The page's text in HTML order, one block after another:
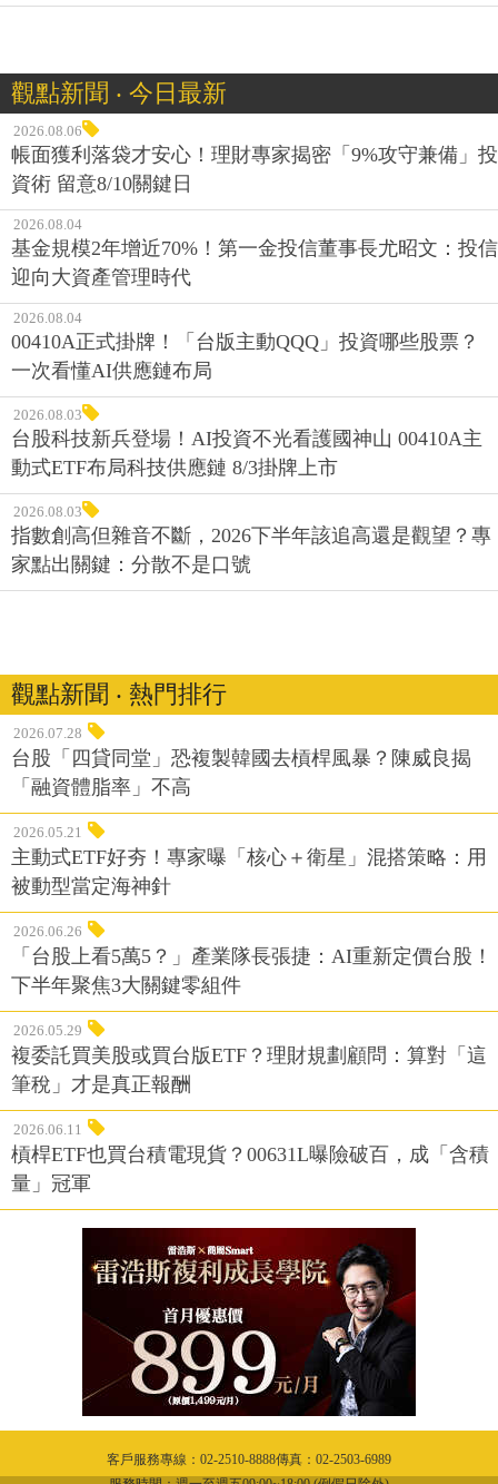
觀點新聞 ‧ 今日最新
2026.08.06
帳面獲利落袋才安心！理財專家揭密「9%攻守兼備」投
資術 留意8/10關鍵日
2026.08.04
基金規模2年增近70%！第一金投信董事長尤昭文：投信
迎向大資產管理時代
2026.08.04
00410A正式掛牌！「台版主動QQQ」投資哪些股票？
一次看懂AI供應鏈布局
2026.08.03
台股科技新兵登場！AI投資不光看護國神山 00410A主
動式ETF布局科技供應鏈 8/3掛牌上市
2026.08.03
指數創高但雜音不斷，2026下半年該追高還是觀望？專
家點出關鍵：分散不是口號
觀點新聞 ‧ 熱門排行
2026.07.28
台股「四貸同堂」恐複製韓國去槓桿風暴？陳威良揭
「融資體脂率」不高
2026.05.21
主動式ETF好夯！專家曝「核心＋衛星」混搭策略：用
被動型當定海神針
2026.06.26
「台股上看5萬5？」產業隊長張捷：AI重新定價台股！
下半年聚焦3大關鍵零組件
2026.05.29
複委託買美股或買台版ETF？理財規劃顧問：算對「這
筆稅」才是真正報酬
2026.06.11
槓桿ETF也買台積電現貨？00631L曝險破百，成「含積
量」冠軍
客戶服務專線：02-2510-8888傳真：02-2503-6989